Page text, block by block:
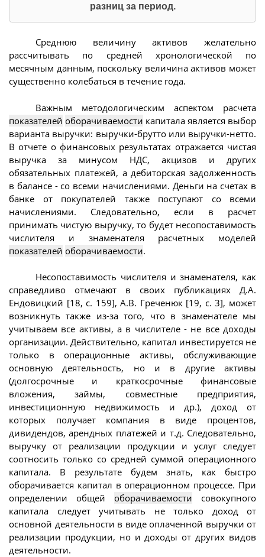
разниц за период.
Среднюю величину активов желательно
рассчитывать по средней хронологической по
месячным данным, поскольку величина активов может
существенно колебаться в течение года.
Важным методологическим аспектом расчета
показателей оборачиваемости капитала является выбор
варианта выручки: выручки-брутто или выручки-нетто.
В отчете о финансовых результатах отражается чистая
выручка за минусом НДС, акцизов и других
обязательных платежей, а дебиторская задолженность
в балансе - со всеми начислениями. Деньги на счетах в
банке от покупателей также поступают со всеми
начислениями. Следовательно, если в расчет
принимать чистую выручку, то будет несопоставимость
числителя и знаменателя расчетных моделей
показателей оборачиваемости.
Несопоставимость числителя и знаменателя, как
справедливо отмечают в своих публикациях Д.А.
Ендовицкий [18, с. 159], А.В. Греченюк [19, с. 3], может
возникнуть также из-за того, что в знаменателе мы
учитываем все активы, а в числителе - не все доходы
организации. Действительно, капитал инвестируется не
только в операционные активы, обслуживающие
основную деятельность, но и в другие активы
(долгосрочные и краткосрочные финансовые
вложения, займы, совместные предприятия,
инвестиционную недвижимость и др.), доход от
которых получает компания в виде процентов,
дивидендов, арендных платежей и т.д. Следовательно,
выручку от реализации продукции и услуг следует
соотносить только со средней суммой операционного
капитала. В результате будем знать, как быстро
оборачивается капитал в операционном процессе. При
определении общей оборачиваемости совокупного
капитала следует учитывать не только доход от
основной деятельности в виде оплаченной выручки от
реализации продукции, но и доходы от других видов
деятельности.